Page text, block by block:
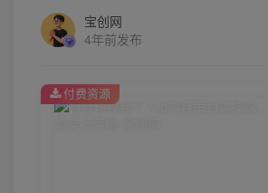
宝创网
4年前发布
付费资源